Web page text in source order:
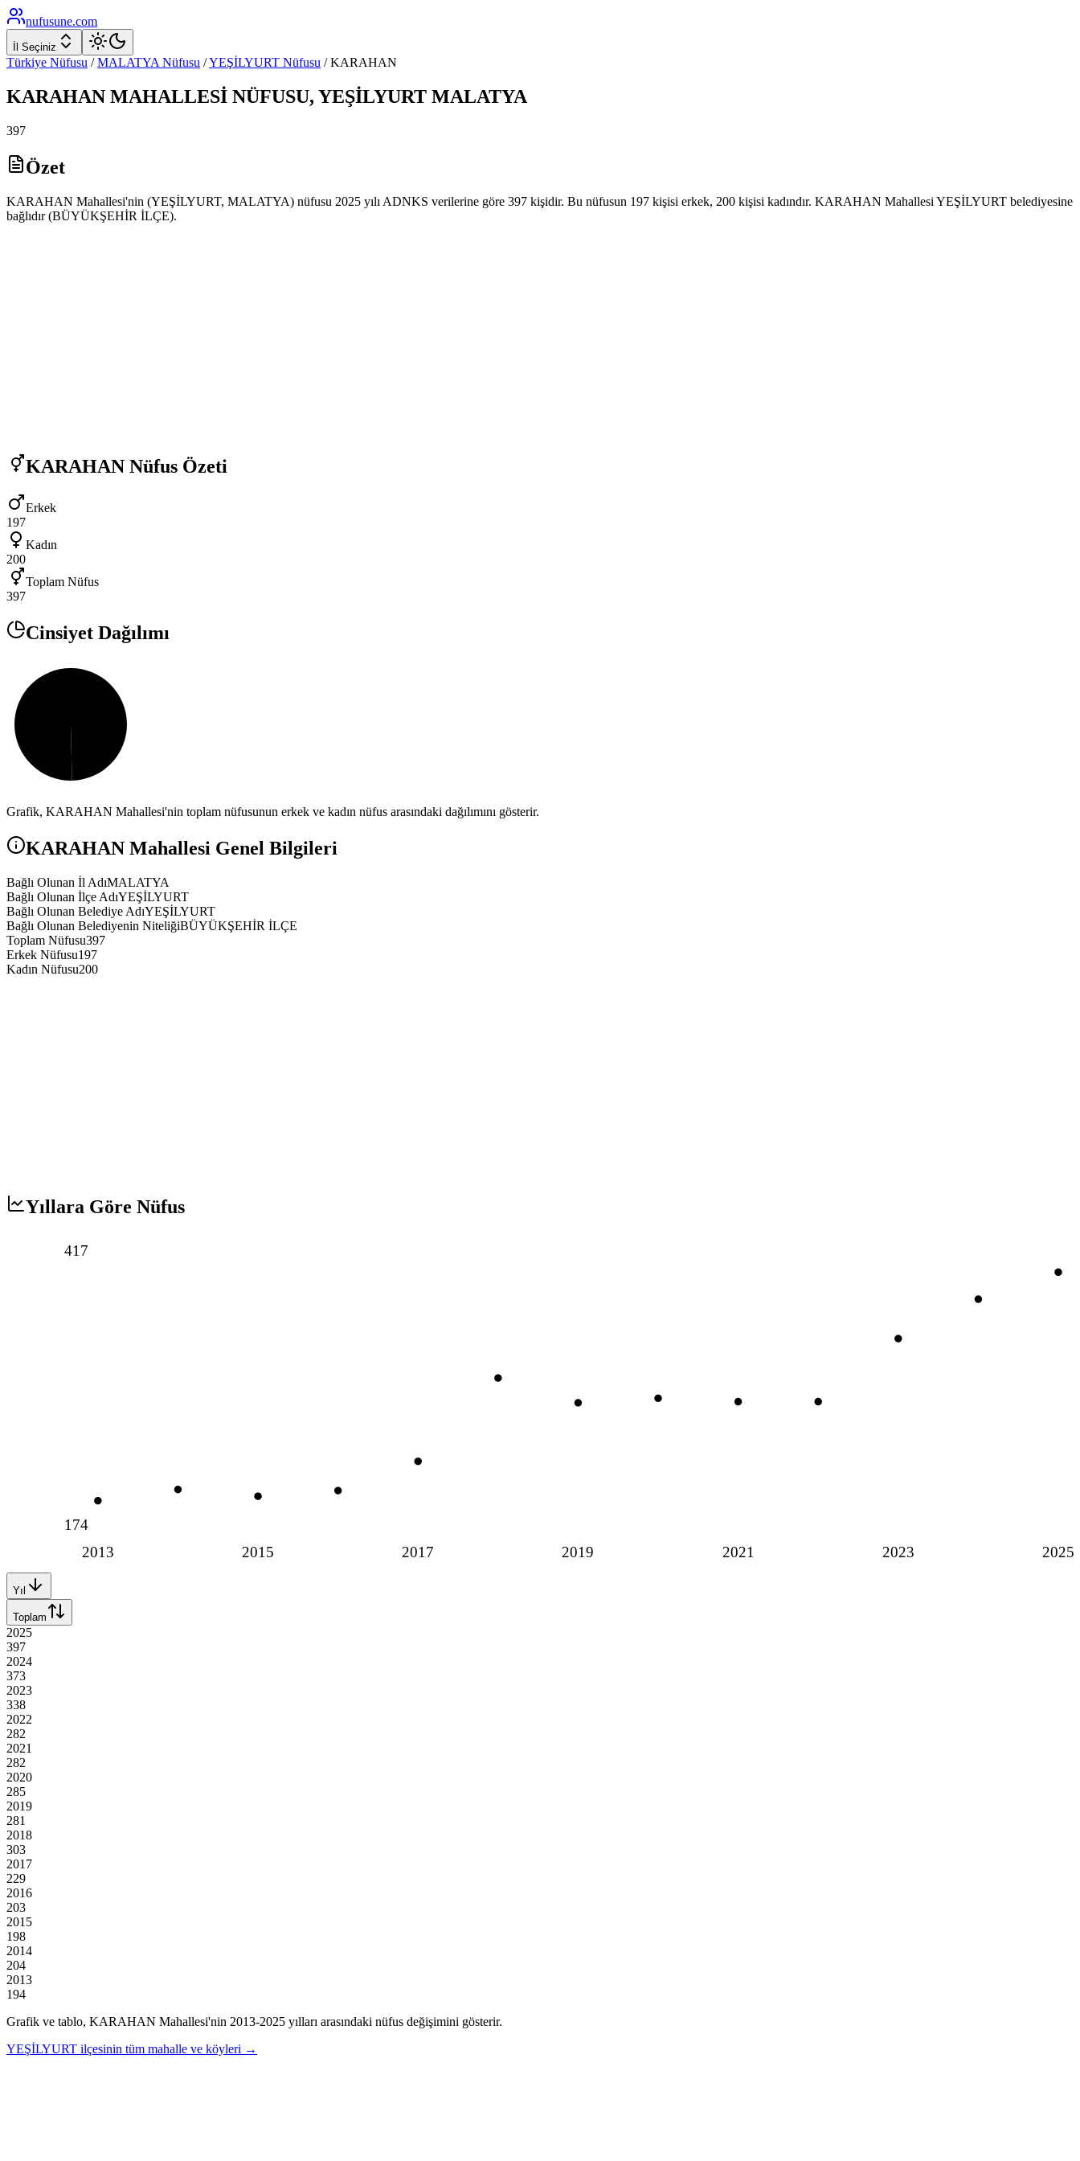
nufusune.com
İl Seçiniz
Türkiye Nüfusu / MALATYA Nüfusu /YEŞİLYURT Nüfusu /KARAHAN
KARAHAN MAHALLESİ NÜFUSU, YEŞİLYURT MALATYA
397
Özet
KARAHAN Mahallesi'nin (YEŞİLYURT, MALATYA) nüfusu 2025 yılı ADNKS verilerine göre 397 kişidir. Bu nüfusun 197 kişisi erkek, 200 kişisi kadındır. KARAHAN Mahallesi YEŞİLYURT belediyesine
bağlıdır (BÜYÜKŞEHİR İLÇE).
KARAHAN Nüfus Özeti
Erkek
197
Kadın
200
Toplam Nüfus
397
Cinsiyet Dağılımı
Grafik, KARAHAN Mahallesi'nin toplam nüfusunun erkek ve kadın nüfus arasındaki dağılımını gösterir.
KARAHAN Mahallesi Genel Bilgileri
Bağlı Olunan İl AdıMALATYA
Bağlı Olunan İlçe AdıYEŞİLYURT
Bağlı Olunan Belediye AdıYEŞİLYURT
Bağlı Olunan Belediyenin NiteliğiBÜYÜKŞEHİR İLÇE
Toplam Nüfusu397
Erkek Nüfusu197
Kadın Nüfusu200
Yıllara Göre Nüfus
2013 2015 2017 2019 2021 2023 2025
417
174
Yıl
Toplam
2025
397
2024
373
2023
338
2022
282
2021
282
2020
285
2019
281
2018
303
2017
229
2016
203
2015
198
2014
204
2013
194
Grafik ve tablo, KARAHAN Mahallesi'nin 2013-2025 yılları arasındaki nüfus değişimini gösterir.
YEŞİLYURT ilçesinin tüm mahalle ve köyleri →